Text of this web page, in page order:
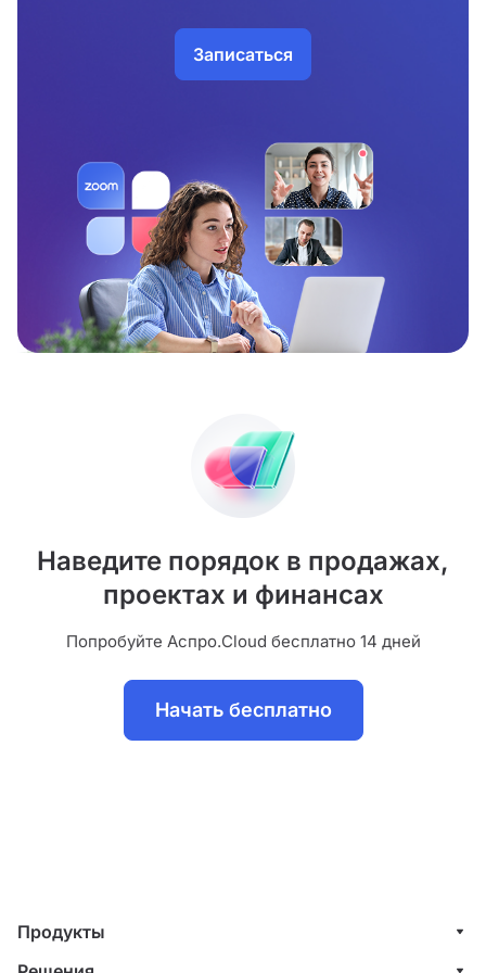
Записаться
Наведите порядок в продажах,
проектах и финансах
Попробуйте Аспро.Cloud бесплатно 14 дней
Начать бесплатно
Продукты
Управление клиентами (CRM)